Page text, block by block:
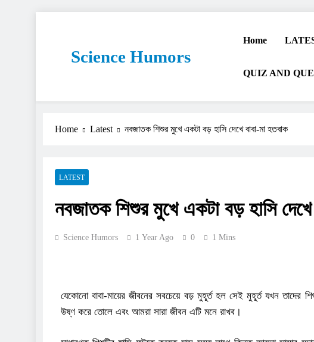
Science Humors
Home
QUIZ AND
Home Latest নবজাতক শিশুর মুখে একটা বড় হাসি দেখে বাবা-মা হতবাক
LATEST
নবজাতক শিশুর মুখে একটা বড় হাসি দেখে
Science Humors 1 Year Ago 0 1 Mins
যেকোনো বাবা-মায়ের জীবনের সবচেয়ে বড় মুহূর্ত হল সেই মুহূর্ত যখন
উষ্ণ করে তোলে এবং আমরা সারা জীবন এটি মনে রাখব।